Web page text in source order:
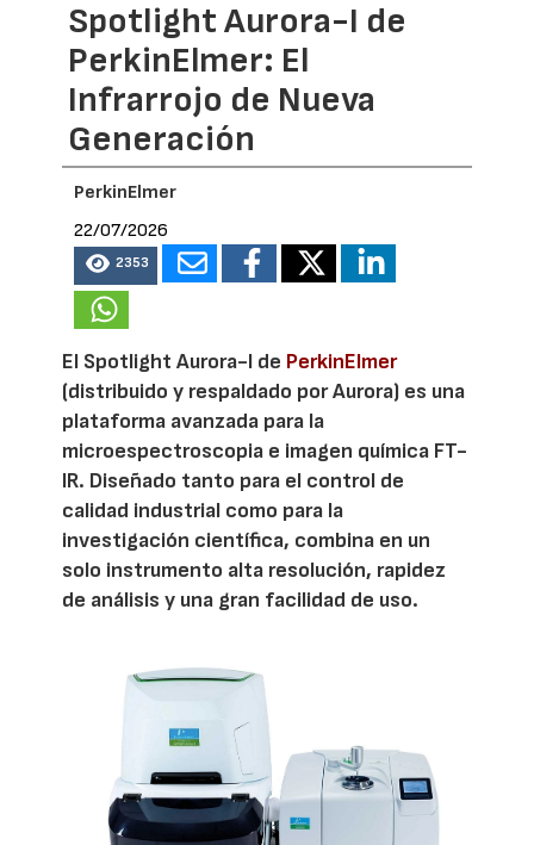
Spotlight Aurora-I de
PerkinElmer: El
Infrarrojo de Nueva
Generación
PerkinElmer
22/07/2026
2353
El Spotlight Aurora-I de PerkinElmer
(distribuido y respaldado por Aurora) es una
plataforma avanzada para la
microespectroscopia e imagen química FT-
IR. Diseñado tanto para el control de
calidad industrial como para la
investigación científica, combina en un
solo instrumento alta resolución, rapidez
de análisis y una gran facilidad de uso.